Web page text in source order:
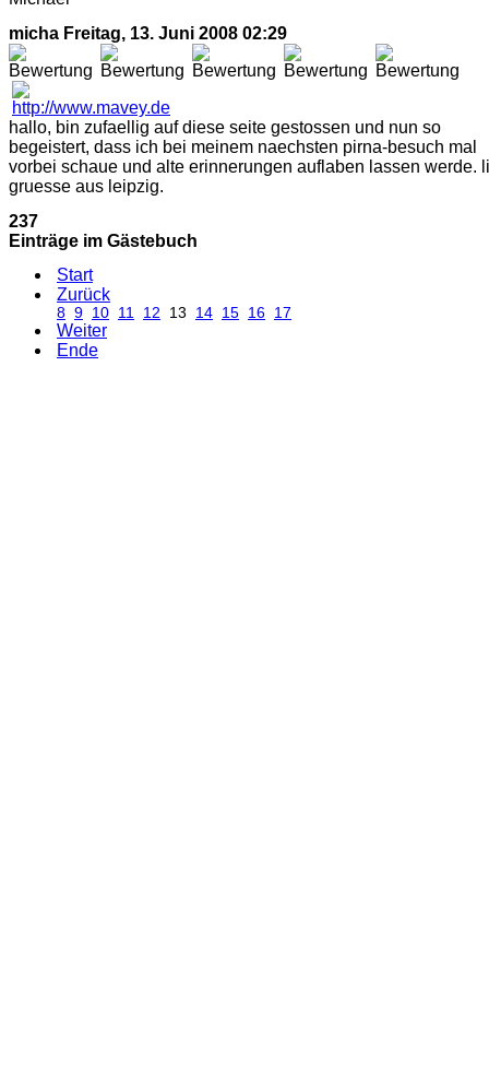
micha Freitag, 13. Juni 2008 02:29
hallo, bin zufaellig auf diese seite gestossen und nun so
begeistert, dass ich bei meinem naechsten pirna-besuch mal
vorbei schaue und alte erinnerungen auflaben lassen werde.
gruesse aus leipzig.
237
Einträge im Gästebuch
Start
Zurück
8 9 10 11 12 13 14 15 16 17
Weiter
Ende